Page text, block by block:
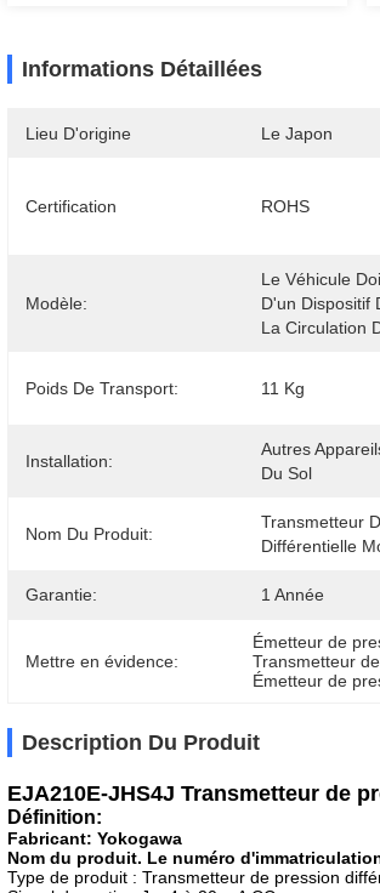
Informations Détaillées
Lieu D'origine Le Japon
Certification ROHS
Modèle:
Le Véhicule
D'un Dispositif
La Circulation
Poids De Transport: 11 Kg
Installation:
Autres
Du Sol
Nom Du Produit:
Transmetteur
Différentielle
Garantie: 1 Année
Mettre en évidence:
Émetteur de
Transmetteur
Émetteur de
Description Du Produit
EJA210E-JHS4J Transmetteur de
Définition:
Fabricant: Yokogawa
Nom du produit. Le numéro
Type de produit : Transmetteur de pression